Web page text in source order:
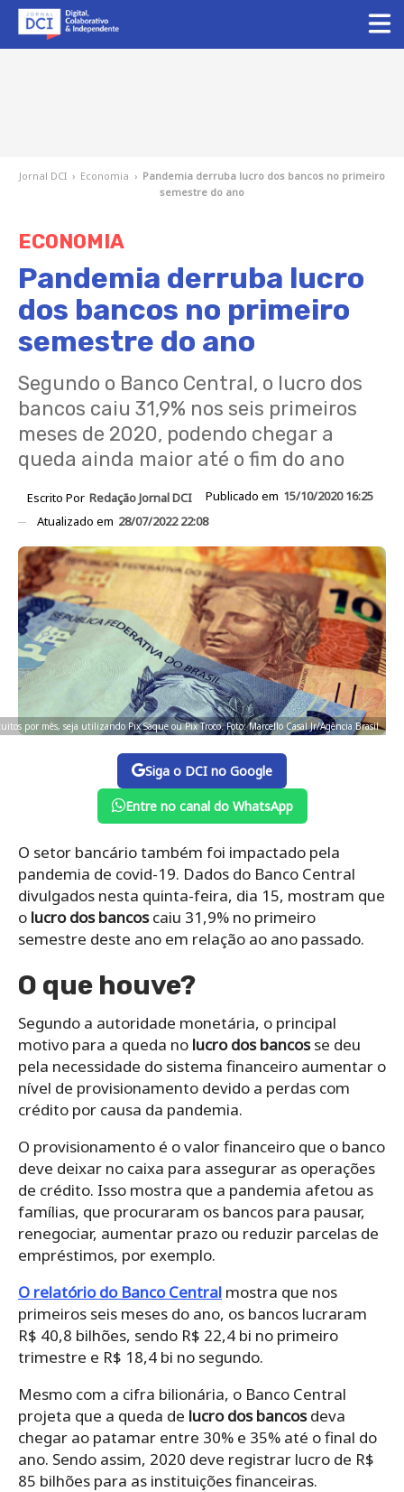
Jornal DCI › Economia › Pandemia derruba lucro dos bancos no primeiro
semestre do ano
ECONOMIA
Pandemia derruba lucro
dos bancos no primeiro
semestre do ano
Segundo o Banco Central, o lucro dos
bancos caiu 31,9% nos seis primeiros
meses de 2020, podendo chegar a
queda ainda maior até o fim do ano
Escrito Por Redação Jornal DCI Publicado em 15/10/2020 16:25
Atualizado em 28/07/2022 22:08
por mês, seja utilizando Pix Saque ou Pix Troco. Foto: Marcello Casal Jr/Agência Brasil
Siga o DCI no Google
Entre no canal do WhatsApp
O setor bancário também foi impactado pela
pandemia de covid-19. Dados do Banco Central
divulgados nesta quinta-feira, dia 15, mostram que
o lucro dos bancoscaiu 31,9% no primeiro
semestre deste ano em relação ao ano passado.
O que houve?
Segundo a autoridade monetária, o principal
motivo para a queda no lucro dos bancosse deu
pela necessidade do sistema financeiro aumentar o
nível de provisionamento devido a perdas com
crédito por causa da pandemia.
O provisionamento é o valor financeiro que o banco
deve deixar no caixa para assegurar as operações
de crédito. Isso mostra que a pandemia afetou as
famílias, que procuraram os bancos para pausar,
renegociar, aumentar prazo ou reduzir parcelas de
empréstimos, por exemplo.
O relatório do Banco Central mostra que nos
primeiros seis meses do ano, os bancos lucraram
R$ 40,8 bilhões, sendo R$ 22,4 bi no primeiro
trimestre e R$ 18,4 bi no segundo.
Mesmo com a cifra bilionária, o Banco Central
projeta que a queda de lucro dos bancosdeva
chegar ao patamar entre 30% e 35% até o final do
ano. Sendo assim, 2020 deve registrar lucro de R$
85 bilhões para as instituições financeiras.